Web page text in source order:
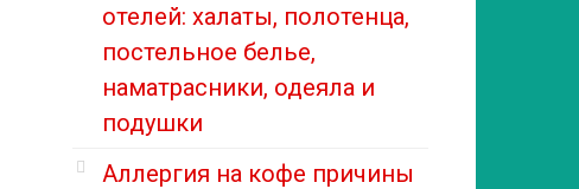
отелей: халаты, полотенца,
постельное белье,
наматрасники, одеяла и
подушки
Аллергия на кофе причины